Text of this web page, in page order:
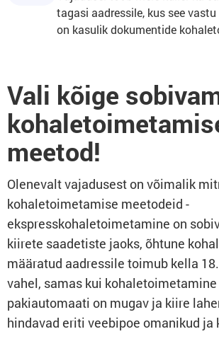
tagasi aadressile, kus see
on kasulik dokumentide
Vali kõige
meetod!
Olenevalt vajadusest on võimalik
kohaletoimetamise meetodeid -
ekspresskohaletoimetamine on
kiirete saadetiste jaoks, õhtune
määratud aadressile toimub kella
vahel, samas kui kohaletoimetamine
pakiautomaati on mugav ja kiire
hindavad eriti veebipoe omanikud ja